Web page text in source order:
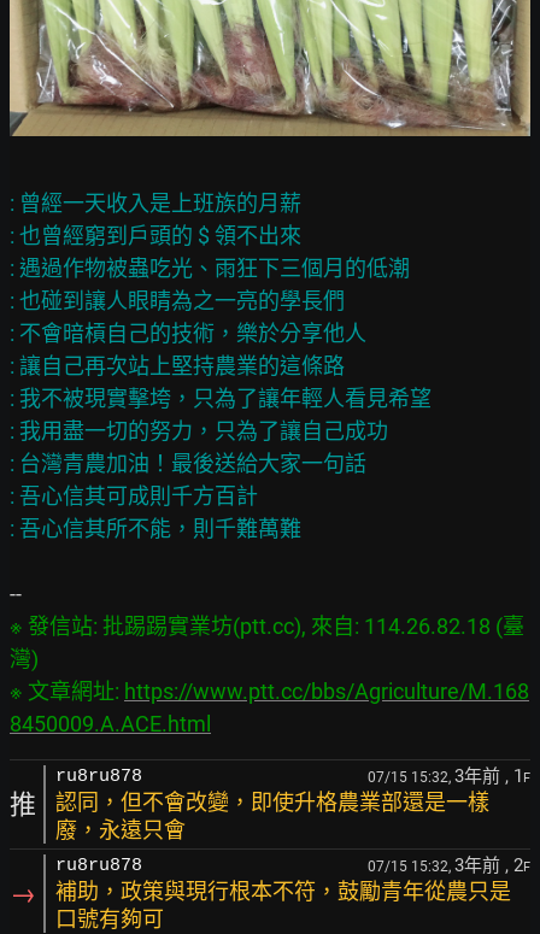
: 曾經一天收入是上班族的月薪
: 也曾經窮到戶頭的 $ 領不出來
: 遇過作物被蟲吃光、雨狂下三個月的低潮
: 也碰到讓人眼睛為之一亮的學長們
: 不會暗槓自己的技術，樂於分享他人
: 讓自己再次站上堅持農業的這條路
: 我不被現實擊垮，只為了讓年輕人看見希望
: 我用盡一切的努力，只為了讓自己成功
: 台灣青農加油！最後送給大家一句話
: 吾心信其可成則千方百計
※ 發信站: 批踢踢實業坊(ptt.cc), 來自: 114.26.82.18 (臺
灣)
※ 文章網址: https://www.ptt.cc/bbs/Agriculture/M.168
8450009.A.ACE.html
推
ru8ru878 07/15 15:32, 3年前 , 1 F
認同，但不會改變，即使升格農業部還是一樣
廢，永遠只會
→
ru8ru878 07/15 15:32, 3年前 , 2F
補助，政策與現行根本不符，鼓勵青年從農只是
口號有夠可